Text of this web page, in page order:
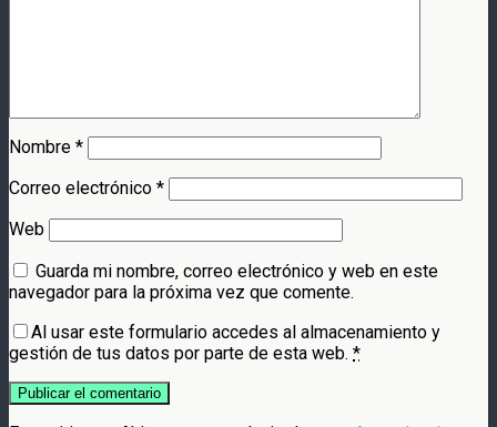
Nombre *
Correo electrónico *
Web
Guarda mi nombre, correo electrónico y web en este
navegador para la próxima vez que comente.
Al usar este formulario accedes al almacenamiento y
gestión de tus datos por parte de esta web. *